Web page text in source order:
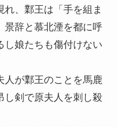
、鄴王は「手を組ま
景辞と慕北湮を都に呼
し娘たちも傷付けない
人が鄴王のことを馬鹿
し剣で原夫人を刺し殺